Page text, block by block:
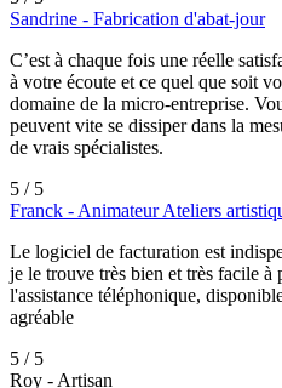
Sandrine - Fabrication d'abat-jour
C’est à chaque fois une réelle
à votre écoute et ce quel que soit
domaine de la micro-entreprise.
peuvent vite se dissiper dans la
de vrais spécialistes.
5 / 5
Franck - Animateur Ateliers
Le logiciel de facturation est
je le trouve très bien et très facile à
l'assistance téléphonique,
agréable
5 / 5
Roy - Artisan